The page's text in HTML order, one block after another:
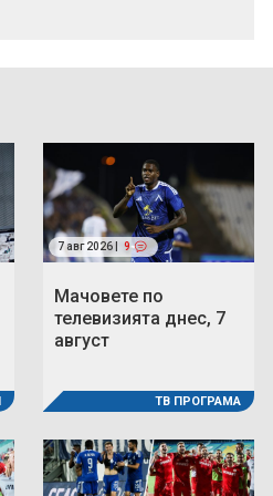
7 авг 2026 | 9
Мачовете по
телевизията днес, 7
август
ТВ ПРОГРАМА